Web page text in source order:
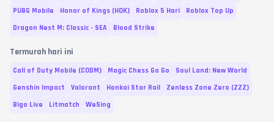
PUBG Mobile
Honor of Kings (HOK) Roblox 5 Hari
Roblox Top Up
Dragon Nest M: Classic - SEA
Blood Strike
Termurah hari ini
Call of Duty Mobile (CODM) Magic Chess Go Go
Soul Land: New World
Genshin Impact
Valorant Honkai Star Rail
Zenless Zone Zero (ZZZ)
Bigo Live
Litmatch WeSing